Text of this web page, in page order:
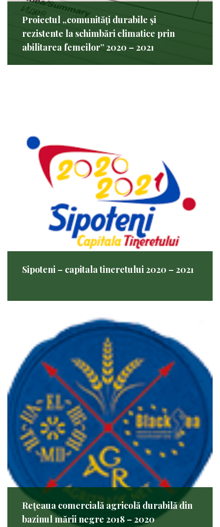
Proiectul „comunități durabile și
rezistente la schimbări climatice prin
abilitarea femeilor” 2020 – 2021
Sipoteni – capitala tineretului 2020 – 2021
Rețeaua comercială agricolă durabilă din
bazinul mării negre 2018 – 2020